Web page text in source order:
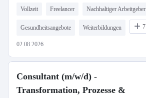
Vollzeit Freelancer Nachhaltiger Arbeitgeber
Gesundheitsangebote Weiterbildungen 7
02.08.2026
Consultant (m/w/d) -
Transformation, Prozesse &